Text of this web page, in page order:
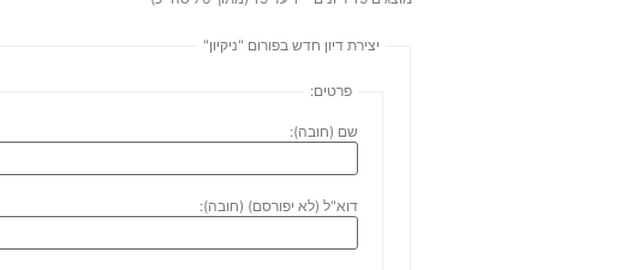
יצירת דיון חדש בפורום "ניקיון"
פרטים:
שם (חובה):
דוא"ל (לא יפורסם) (חובה):